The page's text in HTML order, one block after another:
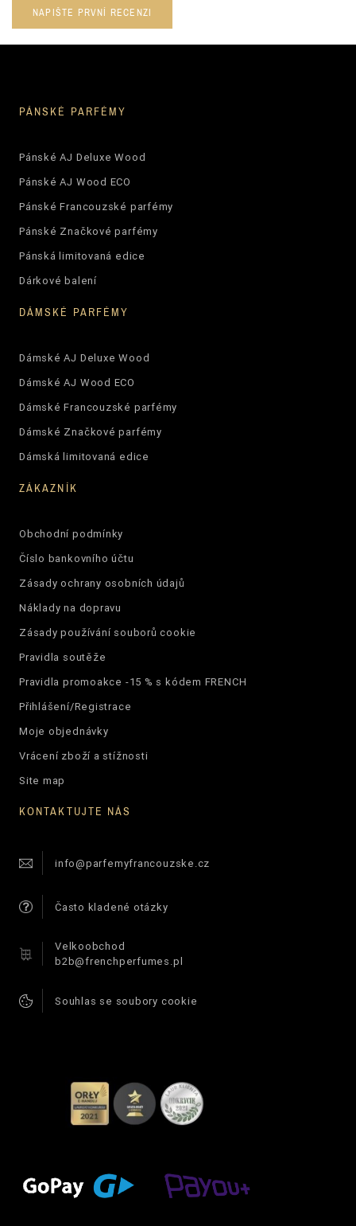
NAPIŠTE PRVNÍ RECENZI
PÁNSKÉ PARFÉMY
Pánské AJ Deluxe Wood
Pánské AJ Wood ECO
Pánské Francouzské parfémy
Pánské Značkové parfémy
Pánská limitovaná edice
Dárkové balení
DÁMSKÉ PARFÉMY
Dámské AJ Deluxe Wood
Dámské AJ Wood ECO
Dámské Francouzské parfémy
Dámské Značkové parfémy
Dámská limitovaná edice
ZÁKAZNÍK
Obchodní podmínky
Číslo bankovního účtu
Zásady ochrany osobních údajů
Náklady na dopravu
Zásady používání souborů cookie
Pravidla soutěže
Pravidla promoakce -15 % s kódem FRENCH
Přihlášení/Registrace
Moje objednávky
Vrácení zboží a stížnosti
Site map
KONTAKTUJTE NÁS
info@parfemyfrancouzske.cz
Často kladené otázky
Velkoobchod
b2b@frenchperfumes.pl
Souhlas se soubory cookie